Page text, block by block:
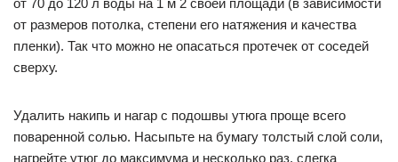
от размеров потолка, степени его натяжения и качества
пленки). Так что можно не опасаться протечек от соседей
сверху.
Удалить накипь и нагар с подошвы утюга проще всего
поваренной солью. Насыпьте на бумагу толстый слой соли,
нагрейте утюг до максимума и несколько раз, слегка